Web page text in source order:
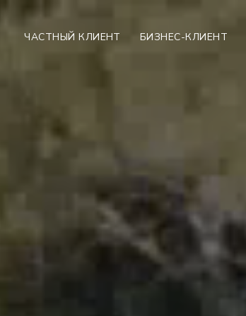
ЧАСТНЫЙ КЛИЕНТ БИЗНЕС-КЛИЕНТ